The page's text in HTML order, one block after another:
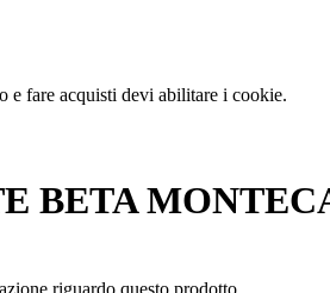
e fare acquisti devi abilitare i cookie.
BETA